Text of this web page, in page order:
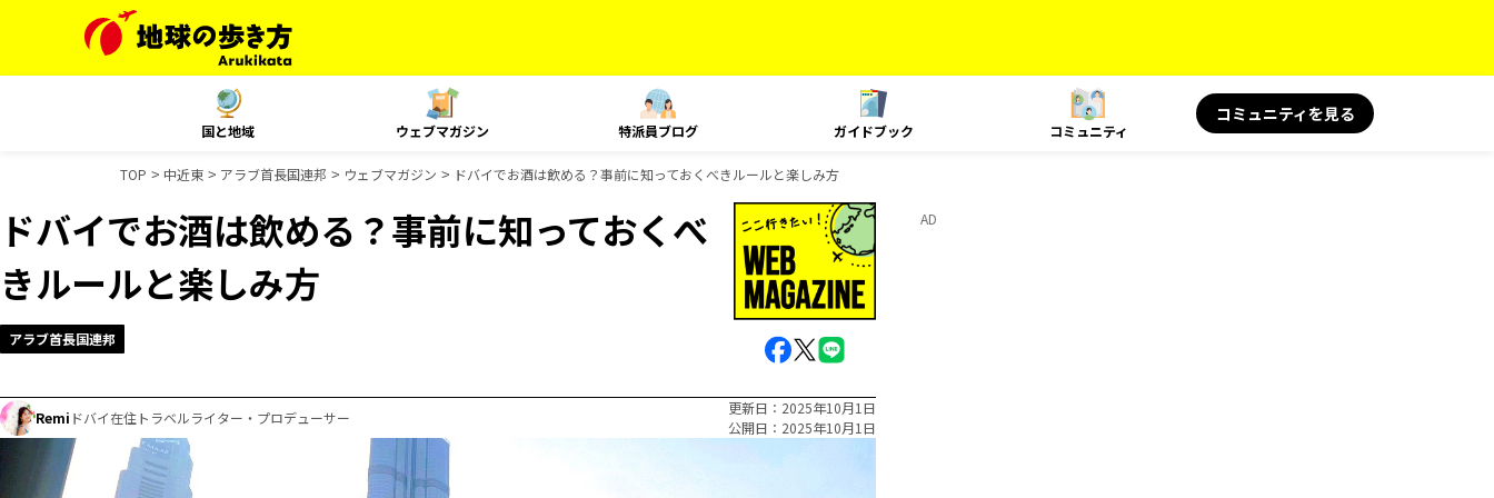
国と地域 ウェブマガジン 特派員ブログ ガイドブック コミュニティ
コミュニティを見る
TOP 中近東 アラブ首長国連邦 ウェブマガジン ドバイでお酒は飲める？事前に知っておくべきルールと楽しみ方
ドバイでお酒は飲める？事前に知っておくべ
きルールと楽しみ方
アラブ首長国連邦
Remi ドバイ在住トラベルライター・プロデューサー
更新日
2025年10月1日
公開日
2025年10月1日
AD